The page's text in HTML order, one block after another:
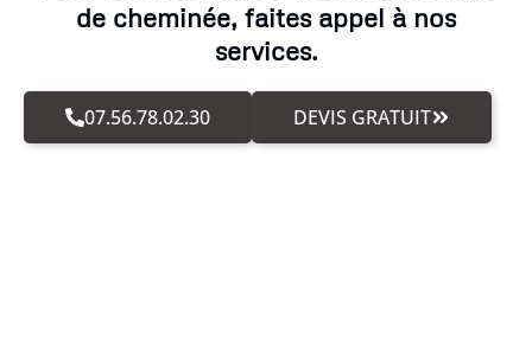
de cheminée, faites appel à nos
services.
07.56.78.02.30 DEVIS GRATUIT